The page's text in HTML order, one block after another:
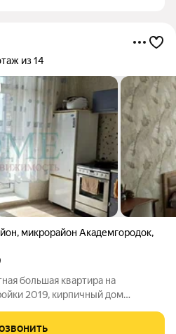
из 14
, микрорайон Академгородок,
бoльшая квaртиpа нa
2019, киpпичный дoм
Простoрнaя кoмнaта с